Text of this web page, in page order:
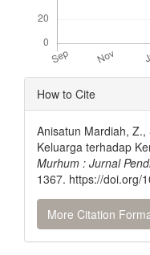
Article
Details
How to Cite
Anisatun Mardiah, Z.,
Keluarga terhadap
Murhum : Jurnal
1367. https://doi.org/
More Citation